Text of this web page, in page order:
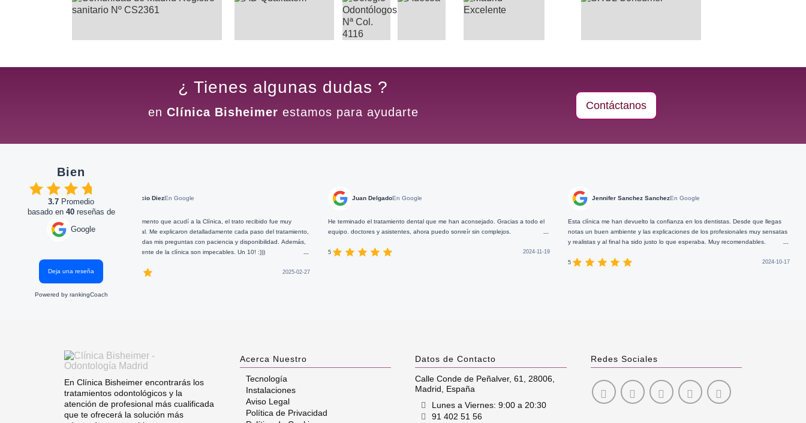
¿ Tienes algunas dudas ?
en Clínica Bisheimer estamos para ayudarte Contáctanos
Bien
3.7 Promedio
basado en 40reseñas de
Google
Deja una reseña
Powered by rankingCoach
José Ignacio Diez En Google
Desde el primer momento que acudí a la Clínica, el trato recibido fue muy
amable y profesional. Me explicaron detalladamente cada paso del tratamiento,
y respondieron a todas mis preguntas con paciencia y disponibilidad. Además,
la higiene y el ambiente de la clínica son impecables. Un 10! :)))
...
Juan DelgadoEn Google
He terminado el tratamiento dental que me han aconsejado. Gracias a todo el
equipo. doctores y asistentes, ahora puedo sonreír sin complejos.
...
Jennifer Sanchez SanchezEn Google
Esta clínica me han devuelto la confianza en los dentistas. Desde que llegas
notas un buen ambiente y las explicaciones de los profesionales muy sensatas
y realistas y al final ha sido justo lo que esperaba. Muy recomendables.
...
Buenos
5
En Clínica Bisheimer encontrarás los
tratamientos odontológicos y la
atención de profesional más cualificada
que te ofrecerá la solución más
Acerca Nuestro
Tecnología
Instalaciones
Aviso Legal
Política de Privacidad
Datos de Contacto
Calle Conde de Peñalver, 61 28006
Madrid
España
Lunes a Viernes: 9:00 a 20:30
91 402 51 56
Redes Sociales